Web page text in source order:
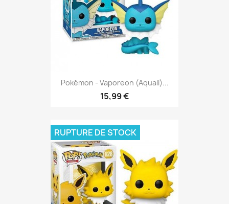
Pokémon - Vaporeon (Aquali)...
15,99 €
RUPTURE DE STOCK